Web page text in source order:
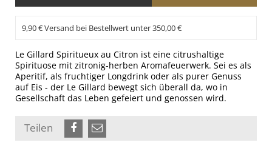
9,90 € Versand bei Bestellwert unter 350,00 €
Le Gillard Spiritueux au Citron ist eine citrushaltige
Spirituose mit zitronig-herben Aromafeuerwerk. Sei es als
Aperitif, als fruchtiger Longdrink oder als purer Genuss
auf Eis - der Le Gillard bewegt sich überall da, wo in
Gesellschaft das Leben gefeiert und genossen wird.
Teilen